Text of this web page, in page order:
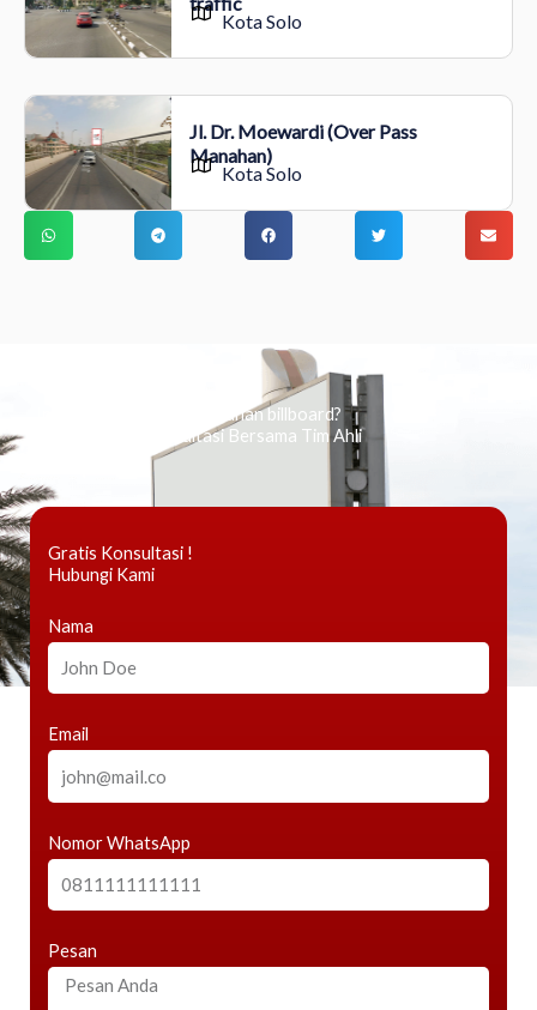
Kota Solo
Jl. Dr. Moewardi (Over Pass
Manahan)
Kota Solo
Ingin tahu tentang periklanan billboard?
Kami Berikan Konsultasi Bersama Tim Ahli
Gratis Konsultasi !
Hubungi Kami
Nama
Email
Nomor WhatsApp
Pesan